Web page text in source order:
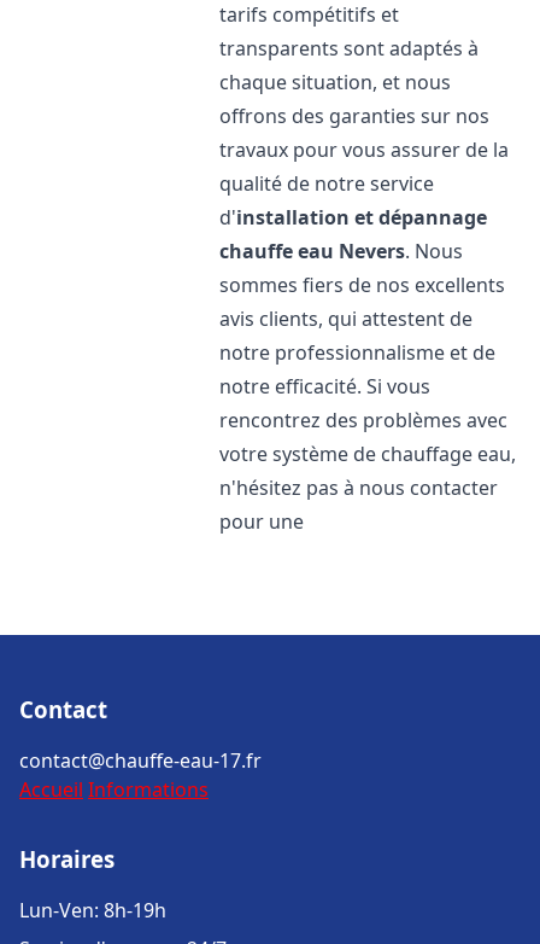
tarifs compétitifs et
transparents sont adaptés à
chaque situation, et nous
offrons des garanties sur nos
travaux pour vous assurer de la
qualité de notre service
d'installation et dépannage
chauffe eau Nevers. Nous
sommes fiers de nos excellents
avis clients, qui attestent de
notre professionnalisme et de
notre efficacité. Si vous
rencontrez des problèmes avec
votre système de chauffage eau,
n'hésitez pas à nous contacter
pour une
Contact
contact@chauffe-eau-17.fr
Accueil Informations
Horaires
Lun-Ven: 8h-19h